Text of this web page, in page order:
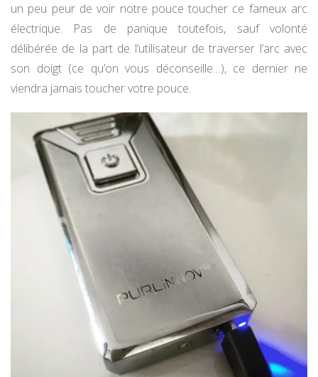
un peu peur de voir notre pouce toucher ce fameux arc
électrique. Pas de panique toutefois, sauf volonté
délibérée de la part de l’utilisateur de traverser l’arc avec
son doigt (ce qu’on vous déconseille…), ce dernier ne
viendra jamais toucher votre pouce.